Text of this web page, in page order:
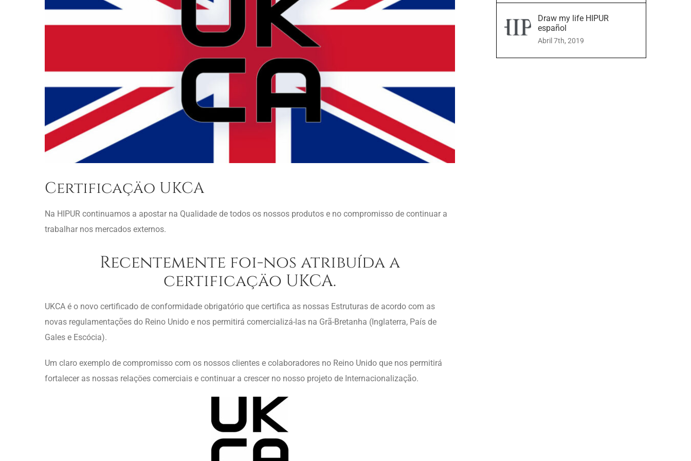
Certificaçäo UKCA
Na HIPUR continuamos a apostar na Qualidade de todos os nossos produtos e no compromisso de continuar a
trabalhar nos mercados externos.
Recentemente foi-nos atribuída a
certificaçäo UKCA.
UKCA é o novo certificado de conformidade obrigatório que certifica as nossas Estruturas de acordo com as
novas regulamentações do Reino Unido e nos permitirá comercializá-las na Grã-Bretanha (Inglaterra, País de
Gales e Escócia).
Um claro exemplo de compromisso com os nossos clientes e colaboradores no Reino Unido que nos permitirá
fortalecer as nossas relaçöes comerciais e continuar a crescer no nosso projeto de Internacionalização.
Draw my life HIPUR
español
Abril 7th, 2019